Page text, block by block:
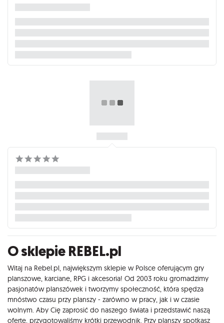
O sklepie REBEL.pl
Witaj na Rebel.pl, największym sklepie w Polsce oferującym gry
planszowe, karciane, RPG i akcesoria! Od 2003 roku gromadzimy
pasjonatów planszówek i tworzymy społeczność, która spędza
mnóstwo czasu przy planszy - zarówno w pracy, jak i w czasie
wolnym. Aby Cię zaprosić do naszego świata i przedstawić naszą
ofertę, przygotowaliśmy krótki przewodnik. Przy planszy spotkasz